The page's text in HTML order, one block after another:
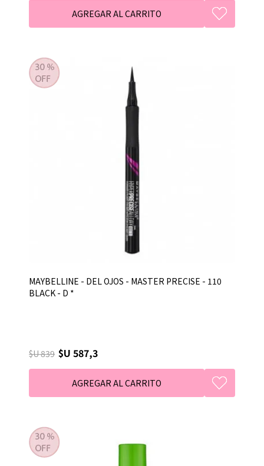
MAYBELLINE - DEL OJOS - MASTER PRECISE - 110
BLACK - D *
$U 839 $U 587,3